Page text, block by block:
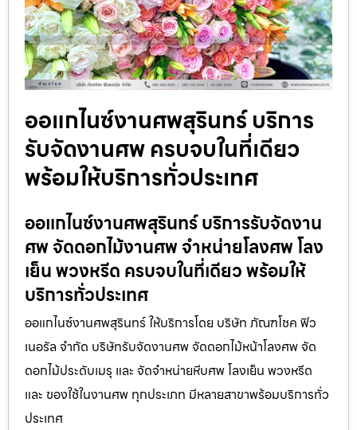
ออแกไนซ์งานศพสุรินทร์ บริการ
รับจัดงานศพ ครบจบในที่เดียว
พร้อมให้บริการทั่วประเทศ
ออแกไนซ์งานศพสุรินทร์ บริการรับจัดงาน
ศพ จัดดอกไม้งานศพ จำหน่ายโลงศพ โลง
เย็น พวงหรีด ครบจบในที่เดียว พร้อมให้
บริการทั่วประเทศ
ออแกไนซ์งานศพสุรินทร์ ให้บริการโดย บริษัท ภัณฑโชค ฟิว
เนอรัล จำกัด บริษัทรับจัดงานศพ จัดดอกไม้หน้าโลงศพ จัด
ดอกไม้ประดับเมรุ และ จัดจำหน่ายหีบศพ โลงเย็น พวงหรีด
และ ของใช้ในงานศพ ทุกประเภท มีหลายสาขาพร้อมบริการทั่ว
ประเทศ